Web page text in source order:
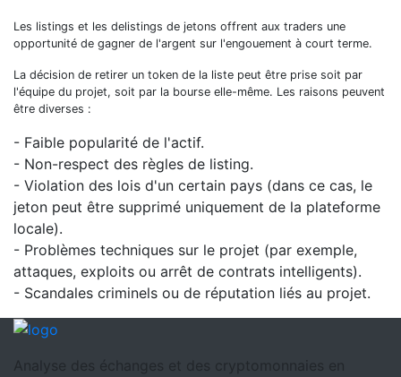
Les listings et les delistings de jetons offrent aux traders une
opportunité de gagner de l'argent sur l'engouement à court terme.
La décision de retirer un token de la liste peut être prise soit par
l'équipe du projet, soit par la bourse elle-même. Les raisons peuvent
être diverses :
- Faible popularité de l'actif.
- Non-respect des règles de listing.
- Violation des lois d'un certain pays (dans ce cas, le
jeton peut être supprimé uniquement de la plateforme
locale).
- Problèmes techniques sur le projet (par exemple,
attaques, exploits ou arrêt de contrats intelligents).
- Scandales criminels ou de réputation liés au projet.
Analyse des échanges et des cryptomonnaies en